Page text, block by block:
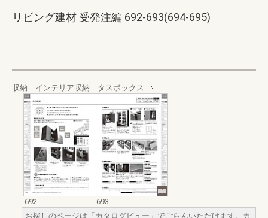
リビング建材 受発注編 692-693(694-695)
収納 インテリア収納 タスボックス
692
693
お探しのページは「カタログビュー」でごらんいただけます。カ